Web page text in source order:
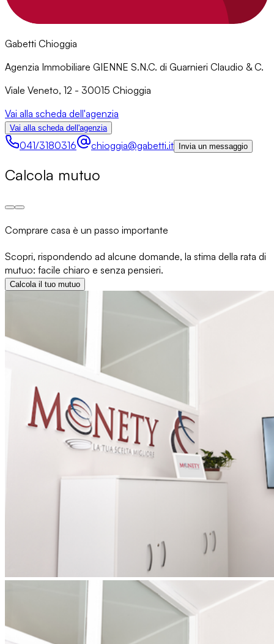
Gabetti Chioggia
Agenzia Immobiliare GIENNE S.N.C. di Guarnieri Claudio & C.
Viale Veneto, 12 - 30015 Chioggia
Vai alla scheda dell'agenzia
Vai alla scheda dell'agenzia
041/3180316 chioggia@gabetti.it Invia un messaggio
Calcola mutuo
Comprare casa è un passo importante
Scopri, rispondendo ad alcune domande, la stima della rata di
mutuo: facile chiaro e senza pensieri.
Calcola il tuo mutuo